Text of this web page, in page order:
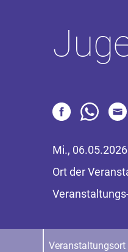
Mi.,
Ort der
Veranstaltungsort